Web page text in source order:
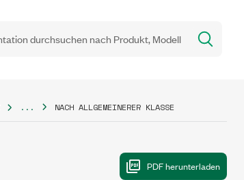
... NACH ALLGEMEINERER KLASSE